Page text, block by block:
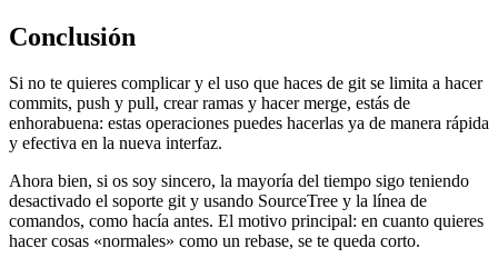
Conclusión
Si no te quieres complicar y el uso que haces de git se limita a hacer
commits, push y pull, crear ramas y hacer merge, estás de
enhorabuena: estas operaciones puedes hacerlas ya de manera rápida
y efectiva en la nueva interfaz.
Ahora bien, si os soy sincero, la mayoría del tiempo sigo teniendo
desactivado el soporte git y usando SourceTree y la línea de
comandos, como hacía antes. El motivo principal: en cuanto quieres
hacer cosas «normales» como un rebase, se te queda corto.